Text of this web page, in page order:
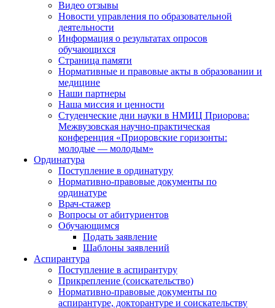
Видео отзывы
Новости управления по образовательной
деятельности
Информация о результатах опросов
обучающихся
Страница памяти
Нормативные и правовые акты в образовании и
медицине
Наши партнеры
Наша миссия и ценности
Студенческие дни науки в НМИЦ Приорова:
Межвузовская научно-практическая
конференция «Приоровские горизонты:
молодые — молодым»
Ординатура
Поступление в ординатуру
Нормативно-правовые документы по
ординатуре
Врач-стажер
Вопросы от абитуриентов
Обучающимся
Подать заявление
Шаблоны заявлений
Аспирантура
Поступление в аспирантуру
Прикрепление (соискательство)
Нормативно-правовые документы по
аспирантуре, докторантуре и соискательству